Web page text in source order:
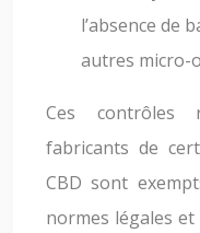
l’absence de
autres micro-
Ces contrôles
fabricants de
CBD sont
normes légales